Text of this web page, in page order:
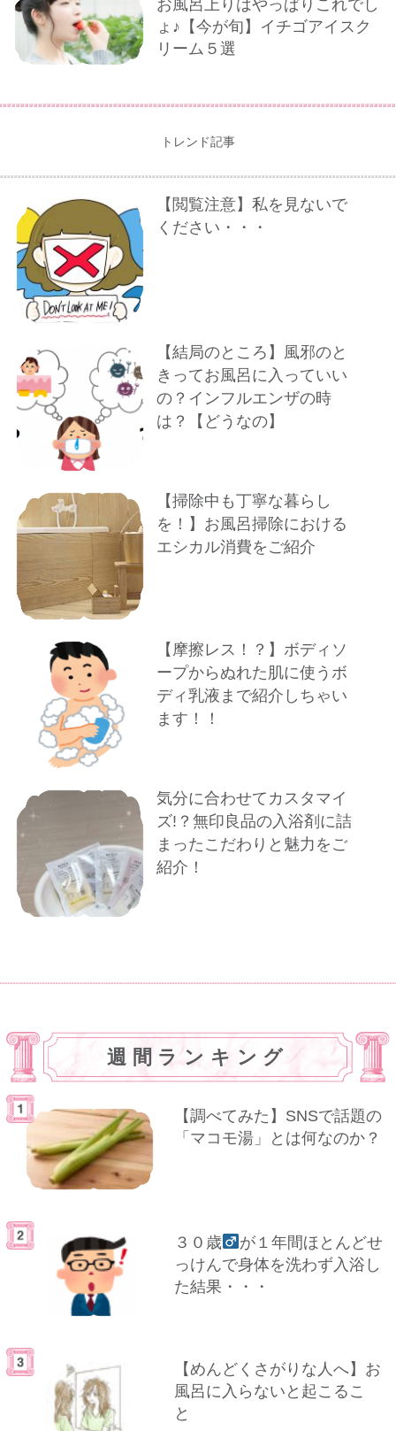
お風呂上りはやっぱりこれでし
ょ♪【今が旬】イチゴアイスク
リーム５選
トレンド記事
【閲覧注意】私を見ないで
ください・・・
【結局のところ】風邪のと
きってお風呂に入っていい
の？インフルエンザの時
は？【どうなの】
【掃除中も丁寧な暮らし
を！】お風呂掃除における
エシカル消費をご紹介
【摩擦レス！？】ボディソ
ープからぬれた肌に使うボ
ディ乳液まで紹介しちゃい
ます！！
気分に合わせてカスタマイ
ズ!？無印良品の入浴剤に詰
まったこだわりと魅力をご
紹介！
週間ランキング
【調べてみた】SNSで話題の
「マコモ湯」とは何なのか？
３０歳
が１年間ほとんどせ
っけんで身体を洗わず入浴し
た結果・・・
【めんどくさがりな人へ】お
風呂に入らないと起こるこ
と